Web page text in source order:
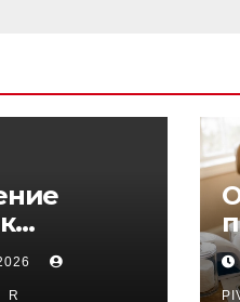
в